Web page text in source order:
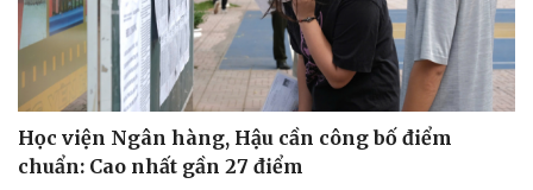
Học viện Ngân hàng, Hậu cần công bố điểm
chuẩn: Cao nhất gần 27 điểm